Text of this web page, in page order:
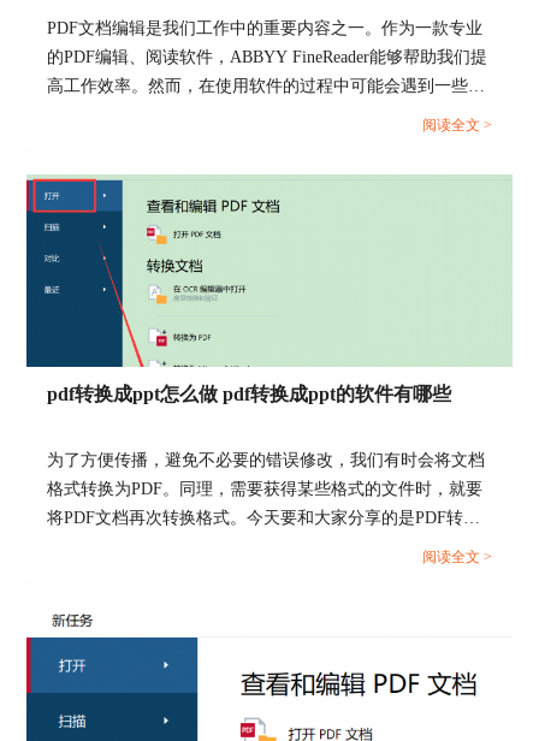
图5：从扫描仪添加
4、添加空白页面
以上三种添加页面的方式，都是将现有的文档
添加到当前PDF文档中。如果我们需要添加临时的
PDF文档编辑是我们工作中的重要内容之一。作为一款专业
的PDF编辑、阅读软件，ABBYY FineReader能够帮助我们提
高工作效率。然而，在使用软件的过程中可能会遇到一些问
题，例如：PDF编辑文字为什么会消失，PDF编辑文字不支
题。...
阅读全文 >
pdf转换成ppt怎么做 pdf转换成ppt的软件有哪些
为了方便传播，避免不必要的错误修改，我们有时会将文档
格式转换为PDF。同理，需要获得某些格式的文件时，就要
将PDF文档再次转换格式。今天要和大家分享的是PDF转换
阅读全文 >